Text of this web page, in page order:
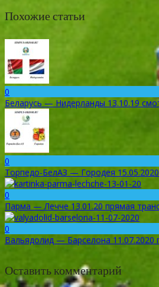
Похожие статьи
0
Беларусь — Нидерланды 13.10.19
0
Торпедо-БелАЗ — Городея
0
Парма — Лечче 13.01.20 прямая
0
Вальядолид — Барселона 11.07.2020
Оставить комментарий